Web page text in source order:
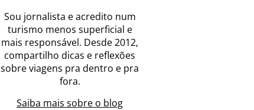
Sou jornalista e acredito num
turismo menos superficial e
mais responsável. Desde 2012,
compartilho dicas e reflexões
sobre viagens pra dentro e pra
fora.
Saiba mais sobre o blog